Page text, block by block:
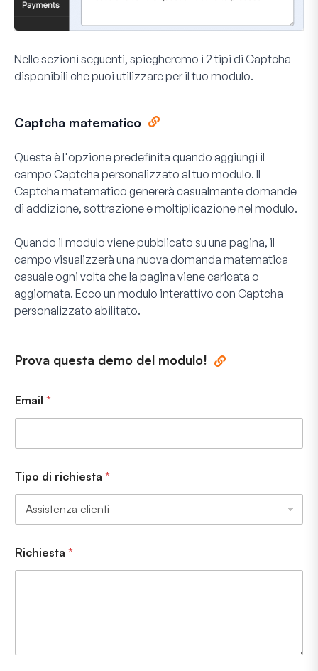
Nelle sezioni seguenti, spiegheremo i 2 tipi di Captcha
disponibili che puoi utilizzare per il tuo modulo.
Captcha matematico
Questa è l'opzione predefinita quando aggiungi il
campo Captcha personalizzato al tuo modulo. Il
Captcha matematico genererà casualmente domande
di addizione, sottrazione e moltiplicazione nel modulo.
Quando il modulo viene pubblicato su una pagina, il
campo visualizzerà una nuova domanda matematica
casuale ogni volta che la pagina viene caricata o
aggiornata. Ecco un modulo interattivo con Captcha
personalizzato abilitato.
Prova questa demo del modulo!
Email *
Tipo di richiesta *
Richiesta *